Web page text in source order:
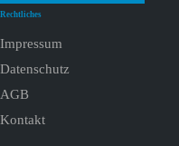
Rechtliches
Impressum
Datenschutz
AGB
Kontakt